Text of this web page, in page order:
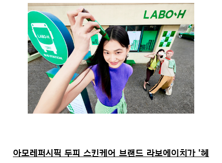
아모레퍼시픽 두피 스킨케어 브랜드 라보에이치가 '헤